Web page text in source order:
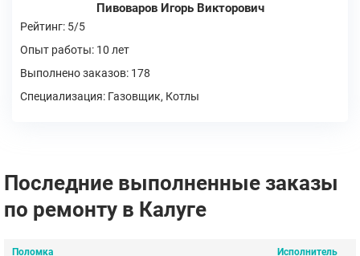
Пивоваров Игорь Викторович
Рейтинг: 5/5
Опыт работы: 10 лет
Выполнено заказов: 178
Специализация: Газовщик, Котлы
Последние выполненные заказы
по ремонту в Калуге
Поломка Исполнитель